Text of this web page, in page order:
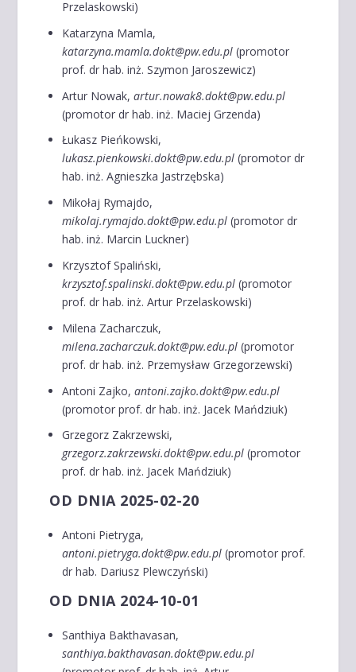
Przelaskowski)
Katarzyna Mamla,
katarzyna.mamla.dokt@pw.edu.pl (promotor
prof. dr hab. inż. Szymon Jaroszewicz)
Artur Nowak,artur.nowak8.dokt@pw.edu.pl
(promotor dr hab. inż. Maciej Grzenda)
Łukasz Pieńkowski,
lukasz.pienkowski.dokt@pw.edu.pl (promotor dr
hab. inż. Agnieszka Jastrzębska)
Mikołaj Rymajdo,
mikolaj.rymajdo.dokt@pw.edu.pl (promotor dr
hab. inż. Marcin Luckner)
Krzysztof Spaliński,
krzysztof.spalinski.dokt@pw.edu.pl (promotor
prof. dr hab. inż. Artur Przelaskowski)
Milena Zacharczuk,
milena.zacharczuk.dokt@pw.edu.pl (promotor
prof. dr hab. inż. Przemysław Grzegorzewski)
Antoni Zajko,antoni.zajko.dokt@pw.edu.pl
(promotor prof. dr hab. inż. Jacek Mańdziuk)
Grzegorz Zakrzewski,
grzegorz.zakrzewski.dokt@pw.edu.pl (promotor
prof. dr hab. inż. Jacek Mańdziuk)
OD DNIA 2025-02-20
Antoni Pietryga,
antoni.pietryga.dokt@pw.edu.pl (promotor prof.
dr hab. Dariusz Plewczyński)
OD DNIA 2024-10-01
Santhiya Bakthavasan,
santhiya.bakthavasan.dokt@pw.edu.pl